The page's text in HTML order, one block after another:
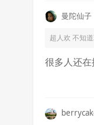
曼陀仙子
超人欢 不知
很多人还